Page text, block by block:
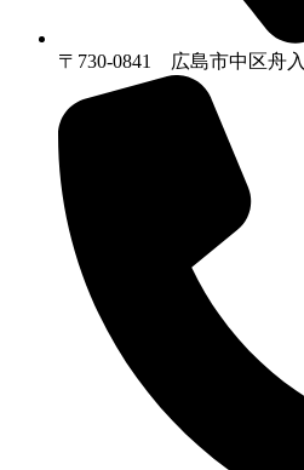
〒730-0841 広島市中区舟